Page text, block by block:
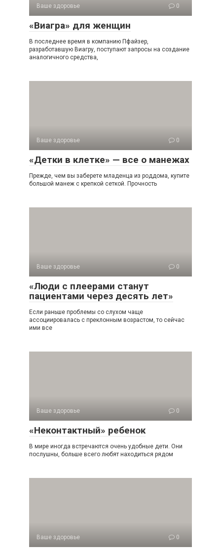
Ваше здоровье 0
«Виагра» для женщин
В последнее время в компанию Пфайзер,
разработавшую Виагру, поступают запросы на создание
аналогичного средства,
Ваше здоровье 0
«Детки в клетке» — все о манежах
Прежде, чем вы заберете младенца из роддома, купите
большой манеж с крепкой сеткой. Прочность
Ваше здоровье 0
«Люди с плеерами станут
пациентами через десять лет»
Если раньше проблемы со слухом чаще
ассоциировалась с преклонным возрастом, то сейчас
ими все
Ваше здоровье 0
«Неконтактный» ребенок
В мире иногда встречаются очень удобные дети. Они
послушны, больше всего любят находиться рядом
Ваше здоровье 0